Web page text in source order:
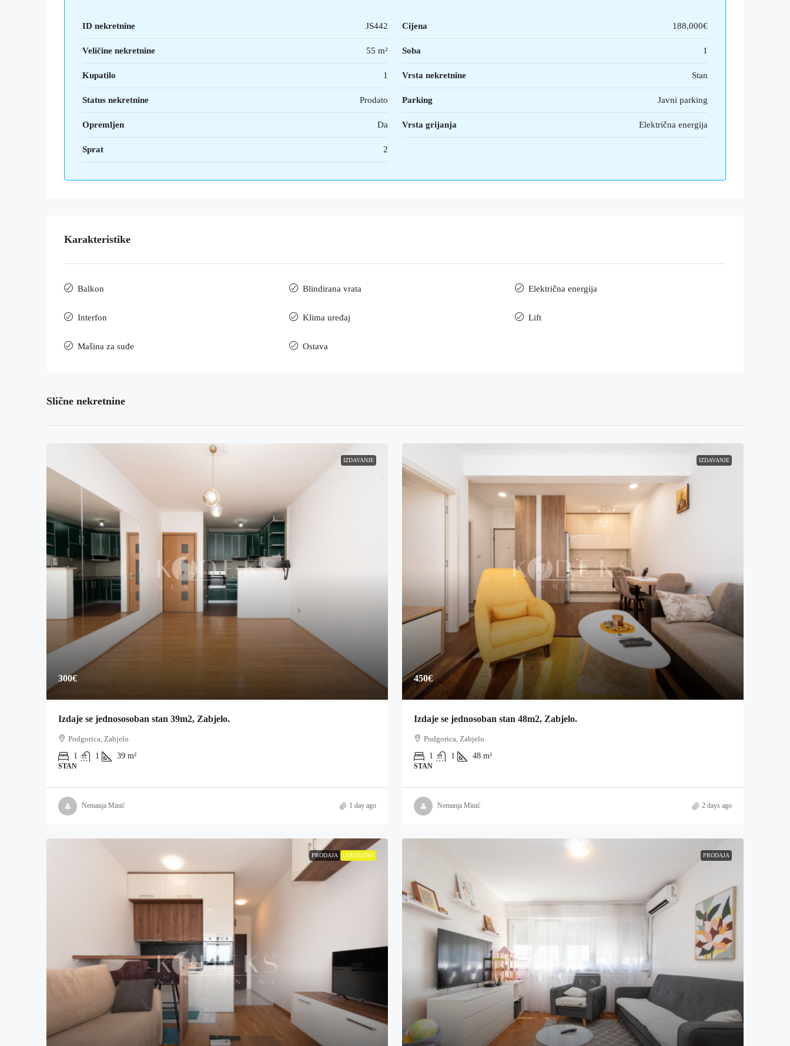
ID nekretnine JS442 Cijena 188,000€
Veličine nekretnine 55 m² Soba 1
Kupatilo 1 Vrsta nekretnine Stan
Status nekretnine Prodato Parking Javni parking
Opremljen Da Vrsta grijanja Električna energija
Sprat 2
Karakteristike
Balkon Blindirana vrata Električna energija
Interfon Klima uređaj Lift
Mašina za suđe Ostava
Slične nekretnine
IZDAVANJE
300€
Izdaje se jednososoban stan 39m2, Zabjelo.
Podgorica, Zabjelo
1
1 39 m²
STAN
Nemanja Minić 1 day ago
IZDAVANJE
450€
Izdaje se jednosoban stan 48m2, Zabjelo.
Podgorica, Zabjelo
1
1 48 m²
STAN
Nemanja Minić 2 days ago
PRODAJA LUKSUZNO PRODAJA